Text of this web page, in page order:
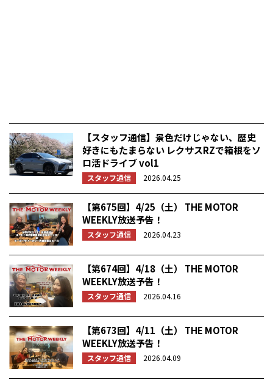
【スタッフ通信】景色だけじゃない、歴史
好きにもたまらない レクサスRZで箱根をソ
ロ活ドライブ vol1
スタッフ通信 2026.04.25
【第675回】4/25（土） THE MOTOR
WEEKLY放送予告！
スタッフ通信 2026.04.23
【第674回】4/18（土） THE MOTOR
WEEKLY放送予告！
スタッフ通信 2026.04.16
【第673回】4/11（土） THE MOTOR
WEEKLY放送予告！
スタッフ通信 2026.04.09